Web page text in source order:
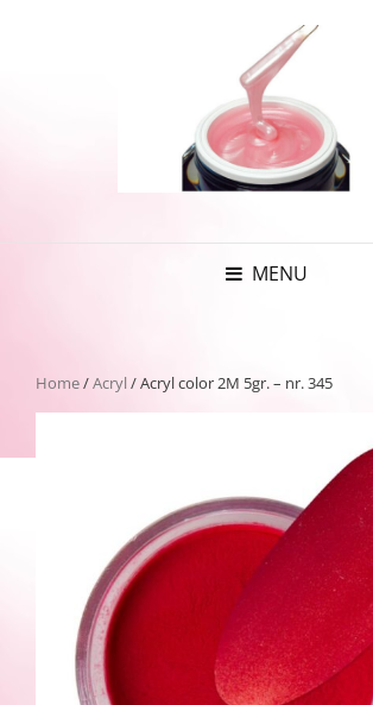
MENU
Home/Acryl/ Acryl color 2M 5gr. – nr. 345